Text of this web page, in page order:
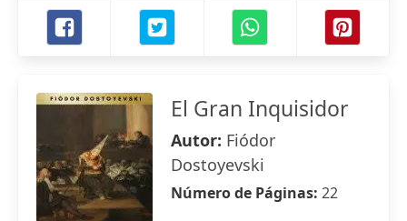
El Gran Inquisidor
Autor: Fiódor
Dostoyevski
Número de Páginas: 22